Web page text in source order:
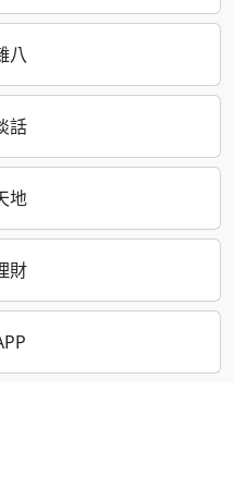
八
話
地
財